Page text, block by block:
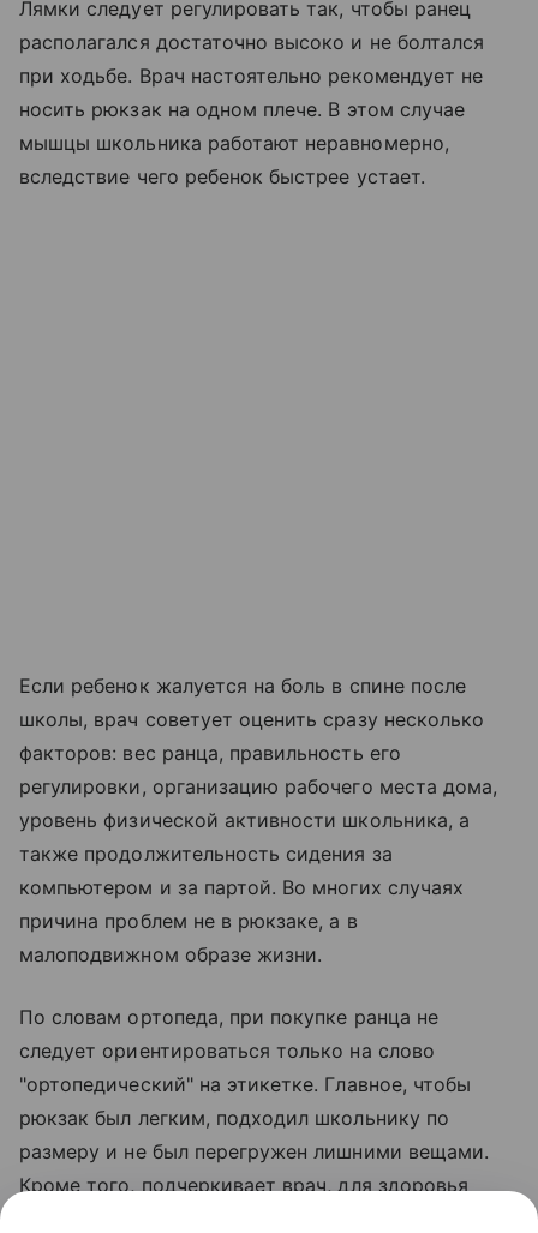
Лямки следует регулировать так, чтобы ранец
располагался достаточно высоко и не болтался
при ходьбе. Врач настоятельно рекомендует не
носить рюкзак на одном плече. В этом случае
мышцы школьника работают неравномерно,
вследствие чего ребенок быстрее устает.
Если ребенок жалуется на боль в спине после
школы, врач советует оценить сразу несколько
факторов: вес ранца, правильность его
регулировки, организацию рабочего места дома,
уровень физической активности школьника, а
также продолжительность сидения за
компьютером и за партой. Во многих случаях
причина проблем не в рюкзаке, а в
малоподвижном образе жизни.
По словам ортопеда, при покупке ранца не
следует ориентироваться только на слово
"ортопедический" на этикетке. Главное, чтобы
рюкзак был легким, подходил школьнику по
размеру и не был перегружен лишними вещами.
Кроме того, подчеркивает врач, для здоровья